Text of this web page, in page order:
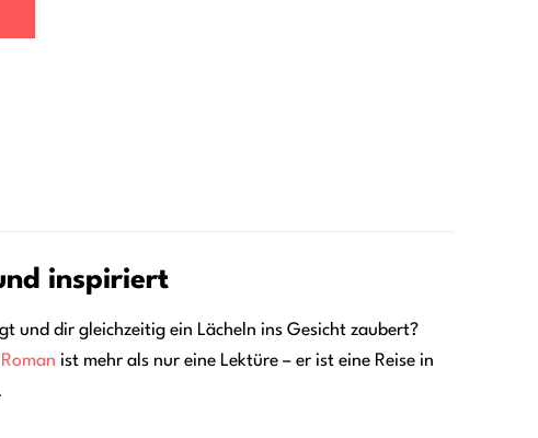
inspiriert
und dir gleichzeitig ein Lächeln ins Gesicht zaubert?
Roman ist mehr als nur eine Lektüre – er ist eine Reise in